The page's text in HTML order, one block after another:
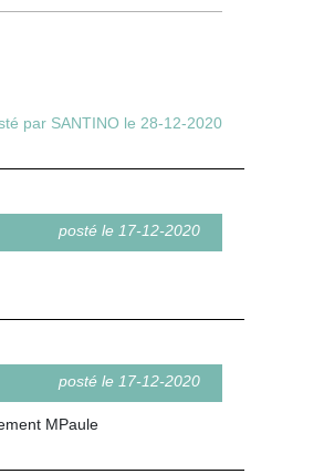
par SANTINO le 28-12-2020
posté le 17-12-2020
posté le 17-12-2020
MPaule